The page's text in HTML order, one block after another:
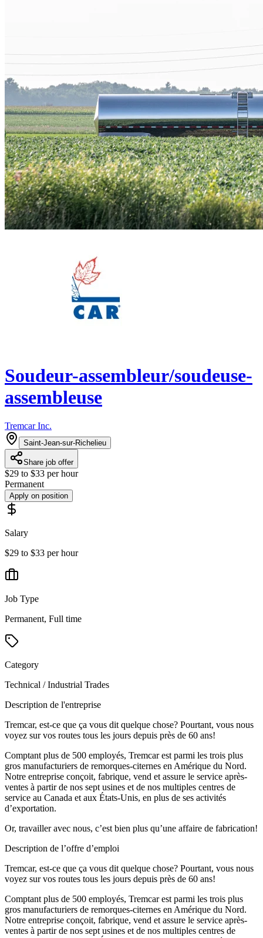
Soudeur-assembleur/soudeuse-
assembleuse
Tremcar Inc.
Saint-Jean-sur-Richelieu
Share job offer
$29 to $33 per hour
Permanent
Apply on position
Salary
$29 to $33 per hour
Job Type
Permanent, Full time
Category
Technical / Industrial Trades
Description de l'entreprise
Tremcar, est-ce que ça vous dit quelque chose? Pourtant, vous nous
voyez sur vos routes tous les jours depuis près de 60 ans!
Comptant plus de 500 employés, Tremcar est parmi les trois plus
gros manufacturiers de remorques-citernes en Amérique du Nord.
Notre entreprise conçoit, fabrique, vend et assure le service après-
ventes à partir de nos sept usines et de nos multiples centres de
service au Canada et aux États-Unis, en plus de ses activités
d’exportation.
Or, travailler avec nous, c’est bien plus qu’une affaire de fabrication!
Description de l’offre d’emploi
Tremcar, est-ce que ça vous dit quelque chose? Pourtant, vous nous
voyez sur vos routes tous les jours depuis près de 60 ans!
Comptant plus de 500 employés, Tremcar est parmi les trois plus
gros manufacturiers de remorques-citernes en Amérique du Nord.
Notre entreprise conçoit, fabrique, vend et assure le service après-
ventes à partir de nos sept usines et de nos multiples centres de